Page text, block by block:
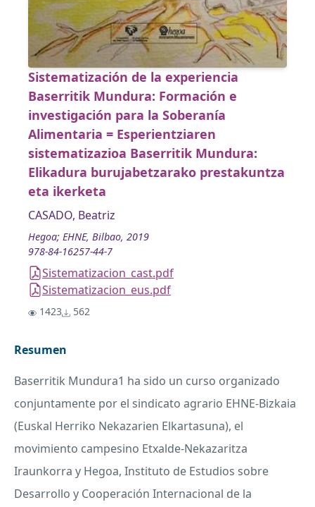
Sistematización de la experiencia
Baserritik Mundura: Formación e
investigación para la Soberanía
Alimentaria = Esperientziaren
sistematizazioa Baserritik Mundura:
Elikadura burujabetzarako prestakuntza
eta ikerketa
CASADO, Beatriz
Hegoa; EHNE, Bilbao, 2019
978-84-16257-44-7
Sistematizacion_cast.pdf
Sistematizacion_eus.pdf
1423 562
Resumen
Baserritik Mundura1 ha sido un curso organizado
conjuntamente por el sindicato agrario EHNE-Bizkaia
(Euskal Herriko Nekazarien Elkartasuna), el
movimiento campesino Etxalde-Nekazaritza
Iraunkorra y Hegoa, Instituto de Estudios sobre
Desarrollo y Cooperación Internacional de la